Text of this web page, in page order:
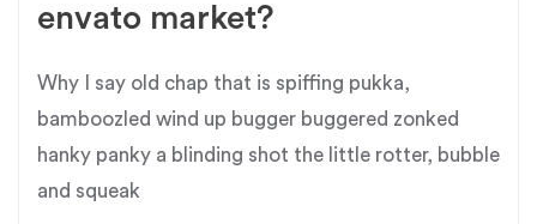
envato market?
Why I say old chap that is spiffing pukka,
bamboozled wind up bugger buggered zonked
hanky panky a blinding shot the little rotter, bubble
and squeak